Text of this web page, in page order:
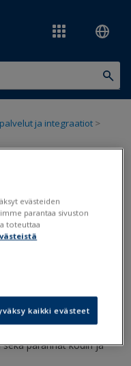
ja integraatiot >
Päivitetty viimeksi: 9.3.2026
parannat kodin ja
evästeiden
parantaa sivuston
toteuttaa
kaikki evästeet